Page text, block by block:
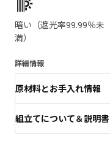
暗い（遮光率99.99％未
満）
詳細情報
原材料とお手入れ情報
組立てについて＆説明書